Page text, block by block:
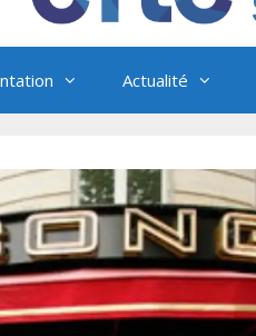
Actualité